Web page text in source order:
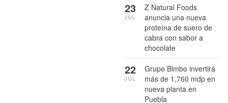
Z Natural Foods
anuncia una nueva
proteína de suero de
cabra con sabor a
chocolate
23
JUL
Grupo Bimbo invertirá
más de 1,760 mdp en
nueva planta en
Puebla
22
JUL